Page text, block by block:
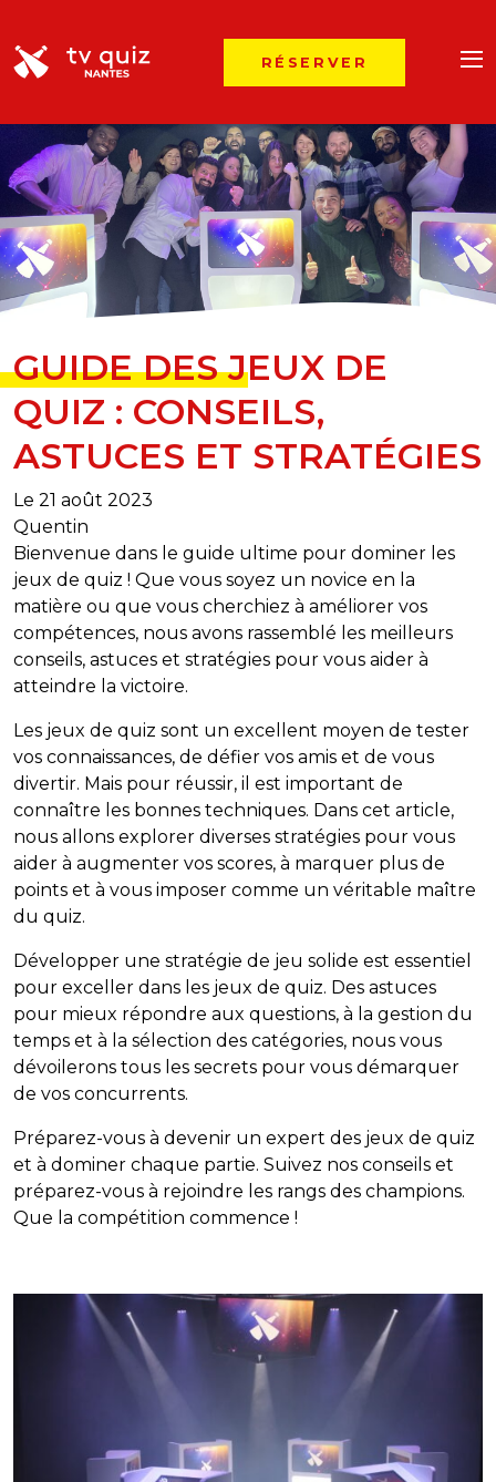
RÉSERVER
GUIDE DES JEUX DE
QUIZ : CONSEILS,
ASTUCES ET STRATÉGIES
Le 21 août 2023
Quentin
Bienvenue dans le guide ultime pour dominer les
jeux de quiz ! Que vous soyez un novice en la
matière ou que vous cherchiez à améliorer vos
compétences, nous avons rassemblé les meilleurs
conseils, astuces et stratégies pour vous aider à
atteindre la victoire.
Les jeux de quiz sont un excellent moyen de tester
vos connaissances, de défier vos amis et de vous
divertir. Mais pour réussir, il est important de
connaître les bonnes techniques. Dans cet article,
nous allons explorer diverses stratégies pour vous
aider à augmenter vos scores, à marquer plus de
points et à vous imposer comme un véritable maître
du quiz.
Développer une stratégie de jeu solide est essentiel
pour exceller dans les jeux de quiz. Des astuces
pour mieux répondre aux questions, à la gestion du
temps et à la sélection des catégories, nous vous
dévoilerons tous les secrets pour vous démarquer
de vos concurrents.
Préparez-vous à devenir un expert des jeux de quiz
et à dominer chaque partie. Suivez nos conseils et
préparez-vous à rejoindre les rangs des champions.
Que la compétition commence !